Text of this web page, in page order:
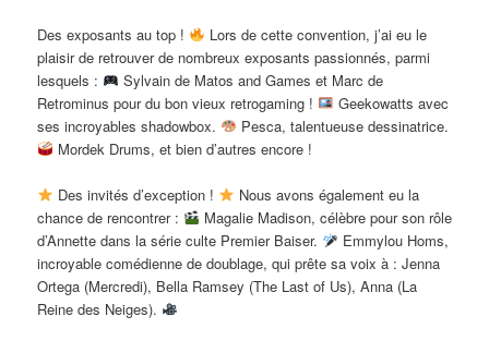
Des exposants au top !
Lors de cette convention, j’ai eu le
plaisir de retrouver de nombreux exposants passionnés, parmi
lesquels :
Sylvain de Matos and Games et Marc de
Retrominus pour du bon vieux retrogaming !
Geekowatts avec
ses incroyables shadowbox.
Pesca, talentueuse dessinatrice.
Mordek Drums, et bien d’autres encore !
Des invités d’exception !
Nous avons également eu la
chance de rencontrer :
Magalie Madison, célèbre pour son rôle
d’Annette dans la série culte Premier Baiser.
Emmylou Homs,
incroyable comédienne de doublage, qui prête sa voix à : Jenna
Ortega (Mercredi), Bella Ramsey (The Last of Us), Anna (La
Reine des Neiges).